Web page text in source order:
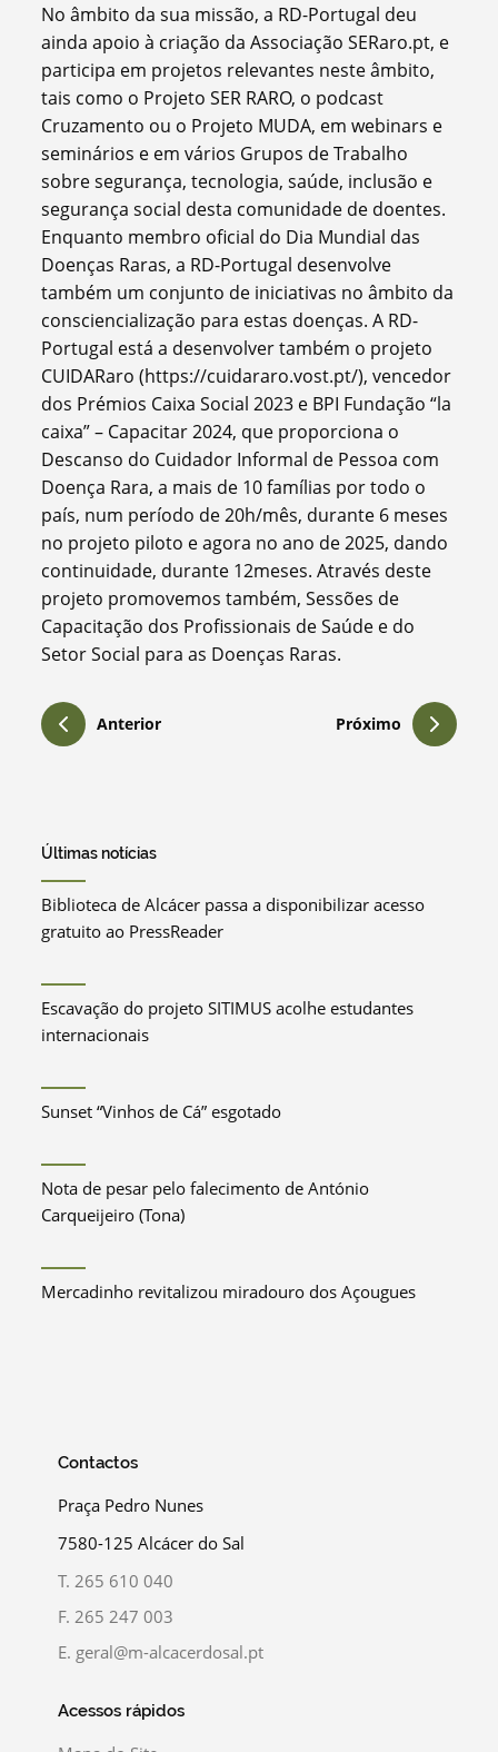
No âmbito da sua missão, a RD-Portugal deu
ainda apoio à criação da Associação SERaro.pt, e
participa em projetos relevantes neste âmbito,
tais como o Projeto SER RARO, o podcast
Cruzamento ou o Projeto MUDA, em webinars e
seminários e em vários Grupos de Trabalho
sobre segurança, tecnologia, saúde, inclusão e
segurança social desta comunidade de doentes.
Enquanto membro oficial do Dia Mundial das
Doenças Raras, a RD-Portugal desenvolve
também um conjunto de iniciativas no âmbito da
consciencialização para estas doenças. A RD-
Portugal está a desenvolver também o projeto
CUIDARaro (https://cuidararo.vost.pt/), vencedor
dos Prémios Caixa Social 2023 e BPI Fundação “la
caixa” – Capacitar 2024, que proporciona o
Descanso do Cuidador Informal de Pessoa com
Doença Rara, a mais de 10 famílias por todo o
país, num período de 20h/mês, durante 6 meses
no projeto piloto e agora no ano de 2025, dando
continuidade, durante 12meses. Através deste
projeto promovemos também, Sessões de
Capacitação dos Profissionais de Saúde e do
Setor Social para as Doenças Raras.
Anterior Próximo
Últimas notícias
Biblioteca de Alcácer passa a disponibilizar acesso
gratuito ao PressReader
Escavação do projeto SITIMUS acolhe estudantes
internacionais
Sunset “Vinhos de Cá” esgotado
Nota de pesar pelo falecimento de António
Carqueijeiro (Tona)
Mercadinho revitalizou miradouro dos Açougues
Contactos
Praça Pedro Nunes
7580-125 Alcácer do Sal
T. 265 610 040
F. 265 247 003
E. geral@m-alcacerdosal.pt
Acessos rápidos